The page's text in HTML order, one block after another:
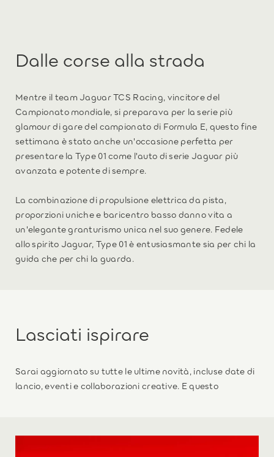
Dalle corse alla strada
Mentre il team Jaguar TCS Racing, vincitore del
Campionato mondiale, si preparava per la serie più
glamour di gare del campionato di Formula E, questo fine
settimana è stato anche un'occasione perfetta per
presentare la Type 01 come l'auto di serie Jaguar più
avanzata e potente di sempre.
La combinazione di propulsione elettrica da pista,
proporzioni uniche e baricentro basso danno vita a
un'elegante granturismo unica nel suo genere. Fedele
allo spirito Jaguar, Type 01 è entusiasmante sia per chi la
guida che per chi la guarda.
Lasciati ispirare
Sarai aggiornato su tutte le ultime novità, incluse date di
lancio, eventi e collaborazioni creative. E questo